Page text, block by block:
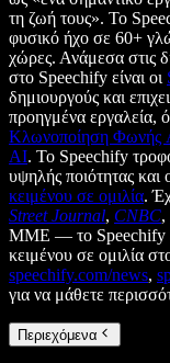
τη ζωή τους». Το
φυσικό ήχο σε 60+
χώρες. Ανάμεσα στις
στο Speechify είναι οι
δημιουργούς και
προηγμένα εργαλεία,
Κλωνοποίηση Φωνής
AI. Το Speechify
υψηλής ποιότητας και
κειμένου σε ομιλία.
Street Journal, CNBC,
ΜΜΕ — το Speechify
κειμένου σε ομιλία
speechify.com/news,
για να μάθετε
Περιεχόμενα